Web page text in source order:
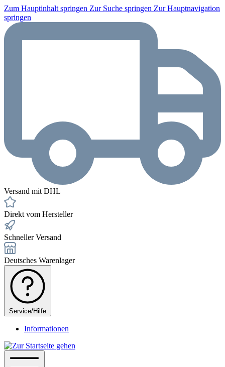
Zum Hauptinhalt springen Zur Suche springen Zur Hauptnavigation
springen
Versand mit DHL
Direkt vom Hersteller
Schneller Versand
Deutsches Warenlager
Service/Hilfe
Informationen